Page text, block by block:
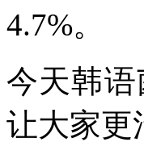
4.7%。
今天韩
让大家更